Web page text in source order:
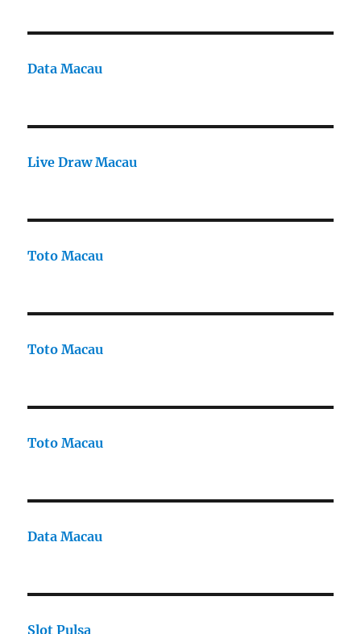
Data Macau
Live Draw Macau
Toto Macau
Toto Macau
Toto Macau
Data Macau
Slot Pulsa